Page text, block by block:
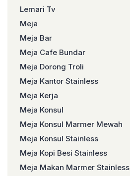
Lemari Tv
Meja
Meja Bar
Meja Cafe Bundar
Meja Dorong Troli
Meja Kantor Stainless
Meja Kerja
Meja Konsul
Meja Konsul Marmer Mewah
Meja Konsul Stainless
Meja Kopi Besi Stainless
Meja Makan Marmer Stainless